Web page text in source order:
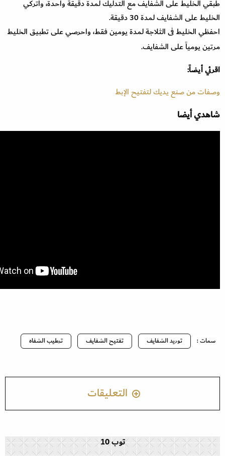
طبقي الخليط على الشفايف مع التدليك لمدة دقيقة واحدة، واتركي
الخليط على الشفايف لمدة 30 دقيقة.
احفظي الخليط فى الثلاجة لمدة يومين فقط، واحرصي على تطبيق الخليط
مرتين يومياً على الشفايف.
اقرئي أيضاً:
وصفات من صنع يديك لتفتيح الإبط
شاهدي أيضا
سمات : توريد الشفايف تفتيح الشفايف ترطيب الشفاه
التعليقات
توب 10